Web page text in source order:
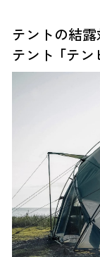
テントの結
テント 「テ